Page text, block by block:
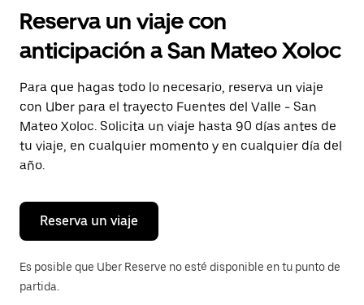
el
y
selecciona
una
fecha.
Presiona
la
tecla Esc
para
cerrar
calendario.
Reserva un viaje con
anticipación a San Mateo Xoloc
Para que hagas todo lo necesario, reserva un viaje
con Uber para el trayecto Fuentes del Valle - San
Mateo Xoloc. Solicita un viaje hasta 90 días antes de
tu viaje, en cualquier momento y en cualquier día del
año.
Reserva un viaje
Es posible que Uber Reserve no esté disponible en tu punto de
partida.